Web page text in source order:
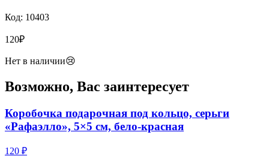
Код: 10403
120₽
Нет в наличии😢
Возможно, Вас заинтересует
Коробочка подарочная под кольцо, серьги
«Рафаэлло», 5×5 см, бело-красная
120 ₽